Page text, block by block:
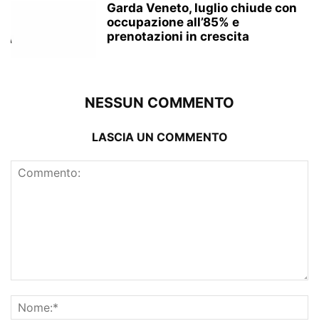
Garda Veneto, luglio chiude con
occupazione all’85% e
prenotazioni in crescita
NESSUN COMMENTO
LASCIA UN COMMENTO